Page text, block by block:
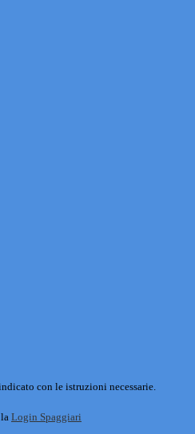
con le istruzioni necessarie.
Login Spaggiari